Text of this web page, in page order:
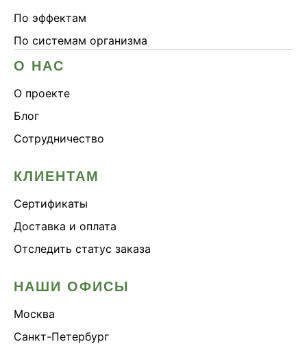
По эффектам
По системам организма
О НАС
О проекте
Блог
Сотрудничество
КЛИЕНТАМ
Сертификаты
Доставка и оплата
Отследить статус заказа
НАШИ ОФИСЫ
Москва
Санкт-Петербург